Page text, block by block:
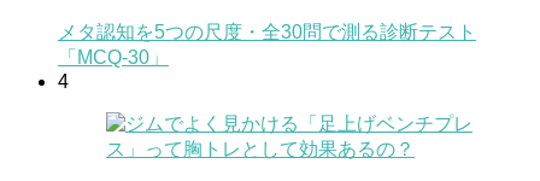
メタ認知を5つの尺度・全30問で測る診断テスト
「MCQ-30」
4